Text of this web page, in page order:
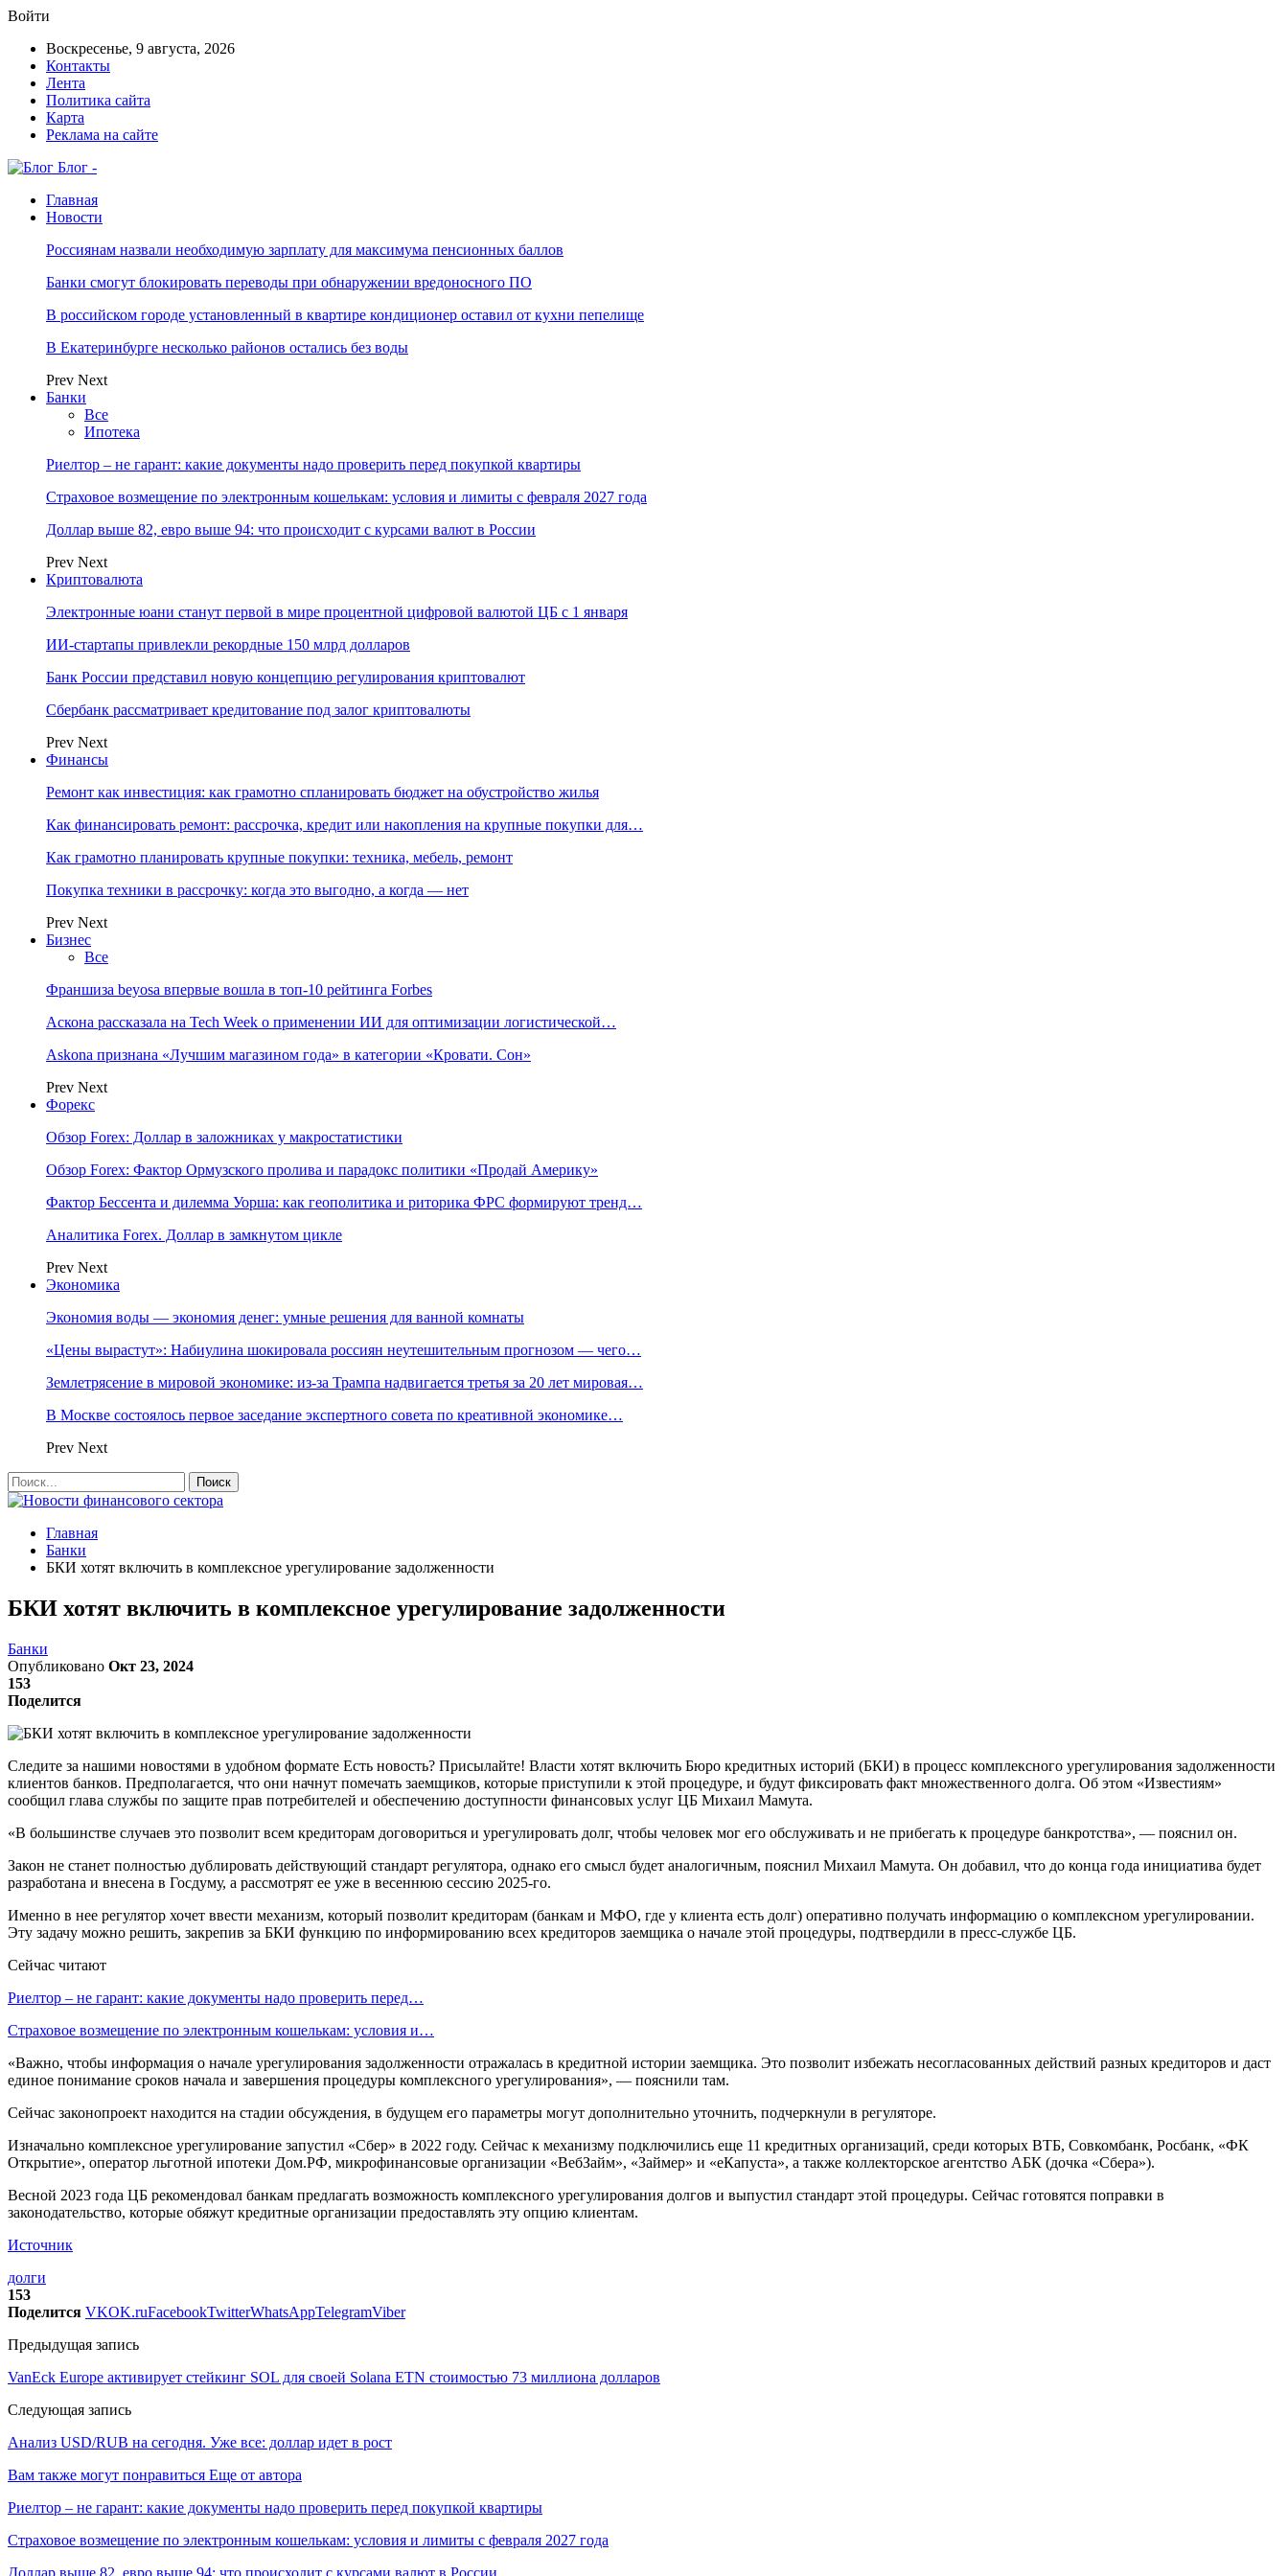
Войти
Воскресенье, 9 августа, 2026
Контакты
Лента
Политика сайта
Карта
Реклама на сайте
Блог -
Главная
Новости
Россиянам назвали необходимую зарплату для максимума пенсионных баллов
Банки смогут блокировать переводы при обнаружении вредоносного ПО
В российском городе установленный в квартире кондиционер оставил от кухни пепелище
В Екатеринбурге несколько районов остались без воды
Prev Next
Банки
Все
Ипотека
Риелтор – не гарант: какие документы надо проверить перед покупкой квартиры
Страховое возмещение по электронным кошелькам: условия и лимиты с февраля 2027 года
Доллар выше 82, евро выше 94: что происходит с курсами валют в России
Prev Next
Криптовалюта
Электронные юани станут первой в мире процентной цифровой валютой ЦБ с 1 января
ИИ-стартапы привлекли рекордные 150 млрд долларов
Банк России представил новую концепцию регулирования криптовалют
Сбербанк рассматривает кредитование под залог криптовалюты
Prev Next
Финансы
Ремонт как инвестиция: как грамотно спланировать бюджет на обустройство жилья
Как финансировать ремонт: рассрочка, кредит или накопления на крупные покупки для…
Как грамотно планировать крупные покупки: техника, мебель, ремонт
Покупка техники в рассрочку: когда это выгодно, а когда — нет
Prev Next
Бизнес
Все
Франшиза beyosa впервые вошла в топ-10 рейтинга Forbes
Аскона рассказала на Tech Week о применении ИИ для оптимизации логистической…
Askona признана «Лучшим магазином года» в категории «Кровати. Сон»
Prev Next
Форекс
Обзор Forex: Доллар в заложниках у макростатистики
Обзор Forex: Фактор Ормузского пролива и парадокс политики «Продай Америку»
Фактор Бессента и дилемма Уорша: как геополитика и риторика ФРС формируют тренд…
Аналитика Forex. Доллар в замкнутом цикле
Prev Next
Экономика
Экономия воды — экономия денег: умные решения для ванной комнаты
«Цены вырастут»: Набиулина шокировала россиян неутешительным прогнозом — чего…
Землетрясение в мировой экономике: из-за Трампа надвигается третья за 20 лет мировая…
В Москве состоялось первое заседание экспертного совета по креативной экономике…
Prev Next
Главная
Банки
БКИ хотят включить в комплексное урегулирование задолженности
БКИ хотят включить в комплексное урегулирование задолженности
Банки
Опубликовано Окт 23, 2024
153
Поделится
Следите за нашими новостями в удобном формате Есть новость? Присылайте! Власти хотят включить Бюро кредитных историй (БКИ) в процесс комплексного урегулирования задолженности
клиентов банков. Предполагается, что они начнут помечать заемщиков, которые приступили к этой процедуре, и будут фиксировать факт множественного долга. Об этом «Известиям»
сообщил глава службы по защите прав потребителей и обеспечению доступности финансовых услуг ЦБ Михаил Мамута.
«В большинстве случаев это позволит всем кредиторам договориться и урегулировать долг, чтобы человек мог его обслуживать и не прибегать к процедуре банкротства», — пояснил он.
Закон не станет полностью дублировать действующий стандарт регулятора, однако его смысл будет аналогичным, пояснил Михаил Мамута. Он добавил, что до конца года инициатива будет
разработана и внесена в Госдуму, а рассмотрят ее уже в весеннюю сессию 2025-го.
Именно в нее регулятор хочет ввести механизм, который позволит кредиторам (банкам и МФО, где у клиента есть долг) оперативно получать информацию о комплексном урегулировании.
Эту задачу можно решить, закрепив за БКИ функцию по информированию всех кредиторов заемщика о начале этой процедуры, подтвердили в пресс-службе ЦБ.
Сейчас читают
Риелтор – не гарант: какие документы надо проверить перед…
Страховое возмещение по электронным кошелькам: условия и…
«Важно, чтобы информация о начале урегулирования задолженности отражалась в кредитной истории заемщика. Это позволит избежать несогласованных действий разных кредиторов и даст
единое понимание сроков начала и завершения процедуры комплексного урегулирования», — пояснили там.
Сейчас законопроект находится на стадии обсуждения, в будущем его параметры могут дополнительно уточнить, подчеркнули в регуляторе.
Изначально комплексное урегулирование запустил «Сбер» в 2022 году. Сейчас к механизму подключились еще 11 кредитных организаций, среди которых ВТБ, Совкомбанк, Росбанк, «ФК
Открытие», оператор льготной ипотеки Дом.РФ, микрофинансовые организации «ВебЗайм», «Займер» и «еКапуста», а также коллекторское агентство АБК (дочка «Сбера»).
Весной 2023 года ЦБ рекомендовал банкам предлагать возможность комплексного урегулирования долгов и выпустил стандарт этой процедуры. Сейчас готовятся поправки в
законодательство, которые обяжут кредитные организации предоставлять эту опцию клиентам.
Источник
долги
153
Поделится VKOK.ruFacebookTwitterWhatsAppTelegramViber
Предыдущая запись
VanEck Europe активирует стейкинг SOL для своей Solana ETN стоимостью 73 миллиона долларов
Следующая запись
Анализ USD/RUB на сегодня. Уже все: доллар идет в рост
Вам также могут понравиться Еще от автора
Риелтор – не гарант: какие документы надо проверить перед покупкой квартиры
Страховое возмещение по электронным кошелькам: условия и лимиты с февраля 2027 года
Доллар выше 82, евро выше 94: что происходит с курсами валют в России